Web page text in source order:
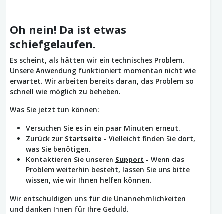
Oh nein! Da ist etwas
schiefgelaufen.
Es scheint, als hätten wir ein technisches Problem.
Unsere Anwendung funktioniert momentan nicht wie
erwartet. Wir arbeiten bereits daran, das Problem so
schnell wie möglich zu beheben.
Was Sie jetzt tun können:
Versuchen Sie es in ein paar Minuten erneut.
Zurück zur Startseite - Vielleicht finden Sie dort,
was Sie benötigen.
Kontaktieren Sie unseren Support - Wenn das
Problem weiterhin besteht, lassen Sie uns bitte
wissen, wie wir Ihnen helfen können.
Wir entschuldigen uns für die Unannehmlichkeiten
und danken Ihnen für Ihre Geduld.